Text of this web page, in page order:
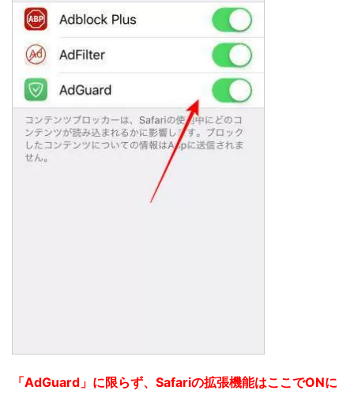
「AdGuard」に限らず、Safariの拡張機能はここでONに